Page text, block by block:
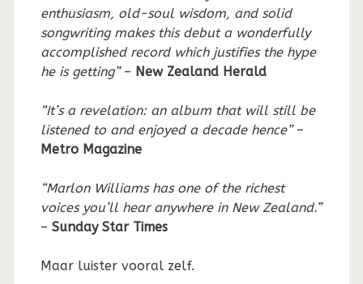
enthusiasm, old-soul wisdom, and solid
songwriting makes this debut a wonderfully
accomplished record which justifies the hype
he is getting”– New Zealand Herald
“It’s a revelation: an album that will still be
listened to and enjoyed a decade hence”–
Metro Magazine
“Marlon Williams has one of the richest
voices you’ll hear anywhere in New Zealand.”
– Sunday Star Times
Maar luister vooral zelf.